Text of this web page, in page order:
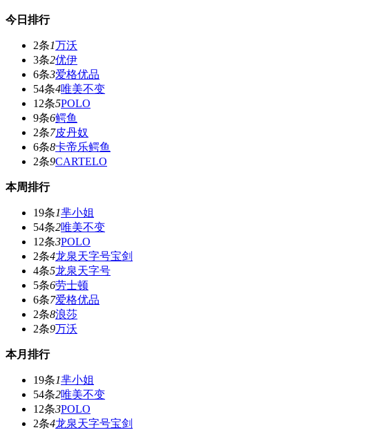
今日排行
2条1万沃
3条2优伊
6条3爱格优品
54条4唯美不变
12条5POLO
9条6鳄鱼
2条7皮丹奴
6条8卡帝乐鳄鱼
2条9CARTELO
本周排行
19条1芈小姐
54条2唯美不变
12条3POLO
2条4龙泉天字号宝剑
4条5龙泉天字号
5条6劳士顿
6条7爱格优品
2条8浪莎
2条9万沃
本月排行
19条1芈小姐
54条2唯美不变
12条3POLO
2条4龙泉天字号宝剑